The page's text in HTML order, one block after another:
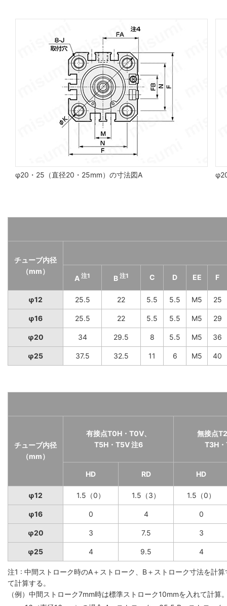
φ20・25（直径20・25mm）の寸法図A
チューブ内径
（mm）
A 注1 B 注1 C D EE F
φ12 25.5 22 5.5 5.5 M5 25
φ16 25.5 22 5.5 5.5 M5 29
φ20 34 29.5 8 5.5 M5 36
φ25 37.5 32.5 11 6 M5 40
チューブ内径
（mm）
有接点T0H・T0V、
T5H・T5V 注6
無接点
T3H
HD RD HD
φ12 1.5（0） 1.5（3） 1.5（0）
φ16 0 4 0
φ20 3 7.5 3
φ25 4 9.5 4
注1 : 中間ストローク時のA＋ストローク、B＋ストローク寸法を計
て計算する。
（例）中間ストローク7mm時は標準ストローク10mmを入れて計算